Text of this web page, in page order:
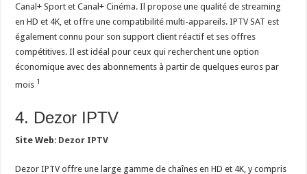
Canal+ Sport et Canal+ Cinéma. Il propose une qualité de streaming
en HD et 4K, et offre une compatibilité multi-appareils. IPTV SAT est
également connu pour son support client réactif et ses offres
compétitives. Il est idéal pour ceux qui recherchent une option
économique avec des abonnements à partir de quelques euros par
mois 1
4. Dezor IPTV
Site Web: Dezor IPTV
Dezor IPTV offre une large gamme de chaînes en HD et 4K, y compris